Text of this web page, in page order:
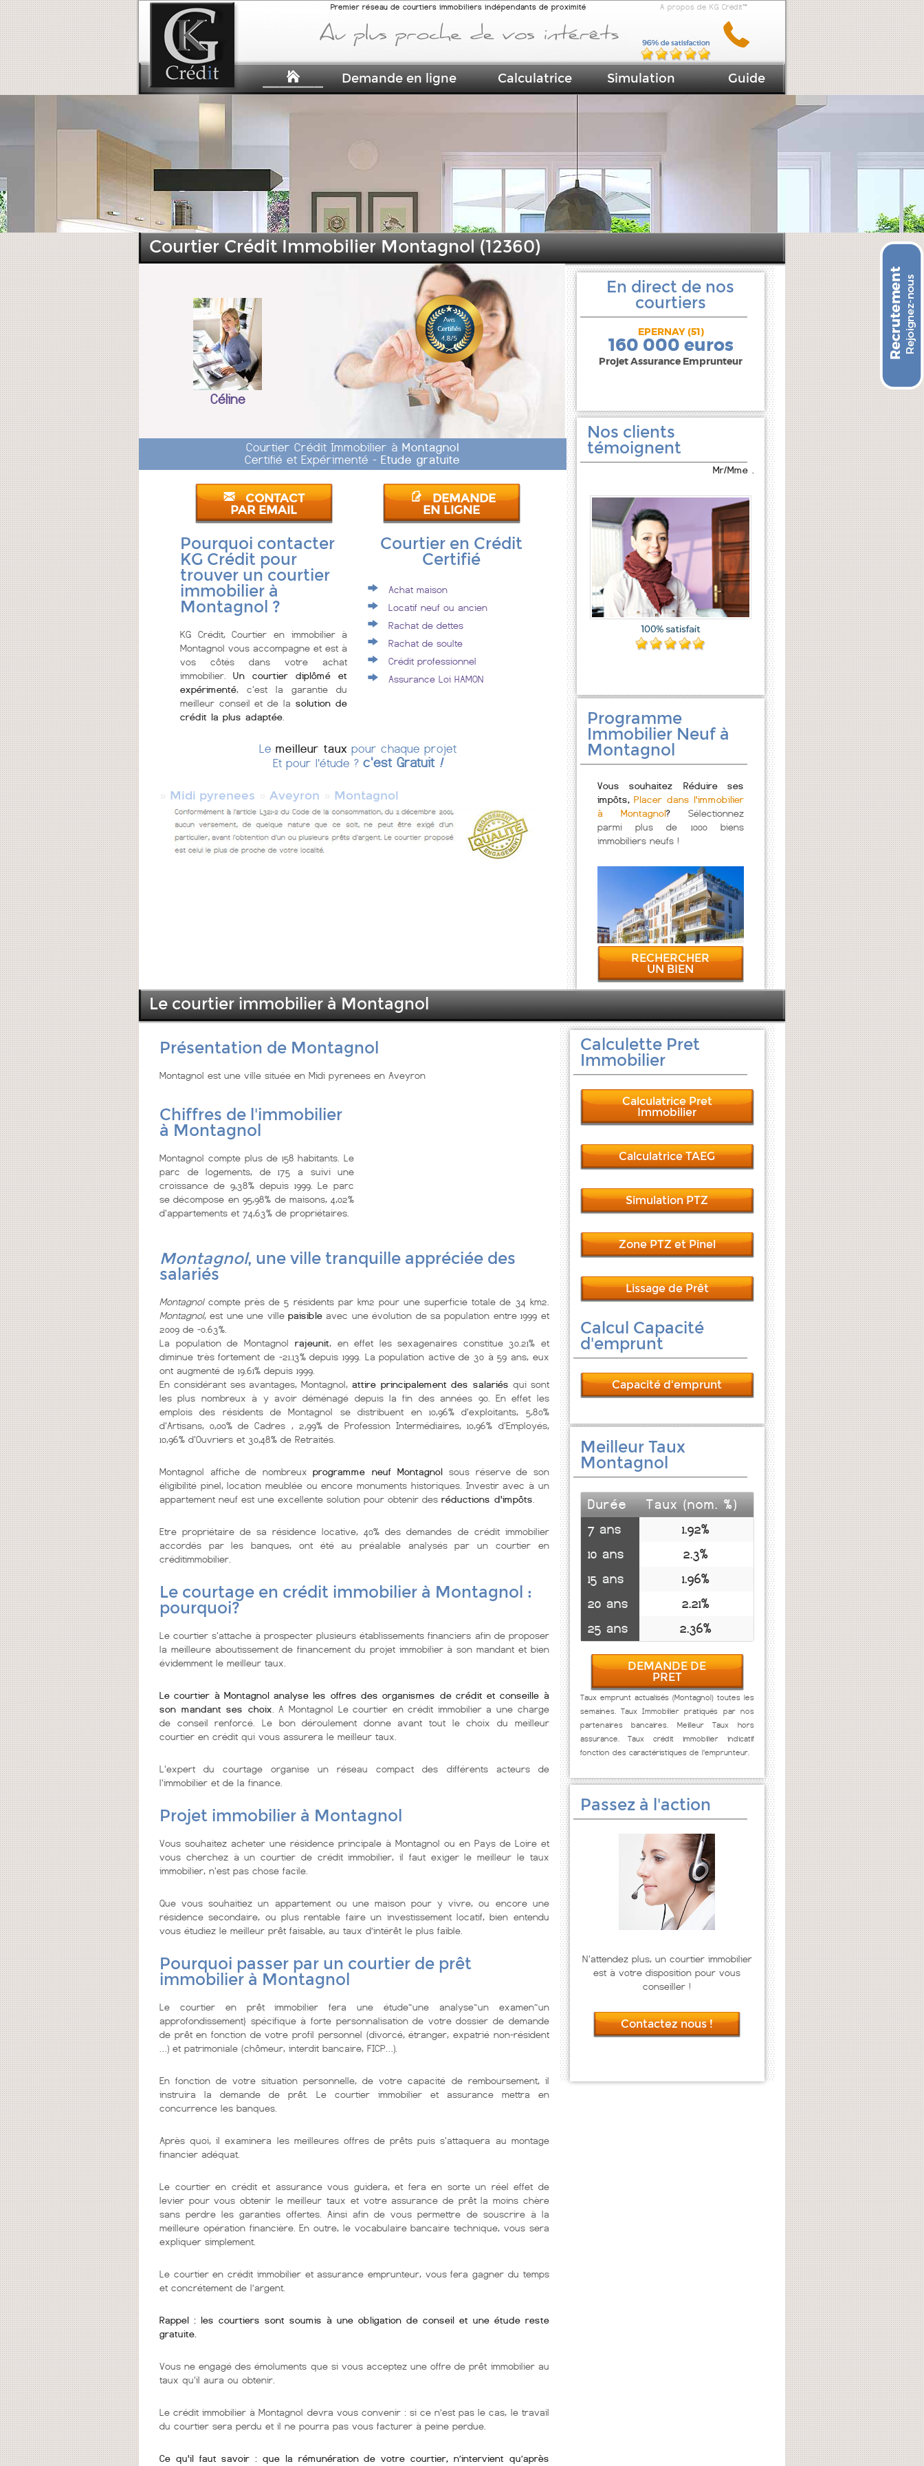
Courtier Crédit Immobilier Montagnol (12360)
Céline
Courtier Crédit Immobilier à Montagnol
Certifié et Expérimenté -Etude gratuite
CONTACT
PAR EMAIL
DEMANDE
EN LIGNE
Pourquoi contacter
KG Crédit pour
trouver un courtier
immobilier à
Montagnol ?
KG Crédit, Courtier en immobilier à
Montagnol vous accompagne et est à
vos côtés dans votre achat
immobilier.Un courtier diplômé et
expérimenté, c'est la garantie du
meilleur conseil et de la solution de
crédit la plus adaptée
Courtier en Crédit
Certifié
Achat maison
Locatif neuf ou ancien
Rachat de dettes
Rachat de soulte
Crédit professionnel
Assurance Loi HAMON
Le meilleur taux pour chaque projet
Et pour l'étude ?c'est Gratuit !
Midi pyrenees Aveyron Montagnol
En direct de nos
courtiers
150 000 euros
EPERNAY (51)
160 000 euros
Projet Assurance Emprunteur
240 000 euros
Nos clients
témoignent
Mr/Mme .
Programme
Immobilier Neuf à
Montagnol
Vous souhaitez Réduire ses
impôts,Placer dans l'immobilier
à Montagnol?Sélectionnez
parmi plus de 1000 biens
immobiliers neufs !
RECHERCHER
UN BIEN
Le courtier immobilier à Montagnol
Présentation de Montagnol
Montagnol est une ville située en Midi pyrenees en Aveyron
Chiffres de l'immobilier
à Montagnol
Montagnol compte plus de 158 habitants. Le
parc de logements, de 175 a suivi une
croissance de 9,38% depuis 1999. Le parc
se décompose en 95,98% de maisons, 4,02%
d'appartements et 74,63% de propriétaires.
Montagnol, une ville tranquille appréciée des
salariés
Montagnolcompte près de 5 résidents par km2 pour une superficie totale de 34 km2.
Montagnol, est une une villepaisible avec une évolution de sa population entre 1999 et
2009 de -0.63%.
La population de Montagnol rajeunit, en effet les sexagenaires constitue 30.21% et
diminue très fortement de -21.13% depuis 1999. La population active de 30 à 59 ans, eux
ont augmenté de 19.61% depuis 1999.
En considérant ses avantages, Montagnol, attire principalement des salariés qui sont
les plus nombreux à y avoir déménagé depuis la fin des années 90. En effet les
emplois des résidents de Montagnol se distribuent en 10,96% d'exploitants, 5,80%
d'Artisans, 0,00% de Cadres , 2,99% de Profession Intermédiaires, 10,96% d'Employés,
10,96% d'Ouvriers et 30,48% de Retraités.
Montagnol affiche de nombreuxprogramme neuf Montagnol sous réserve de son
éligibilité pinel, location meublée ou encore monuments historiques. Investir avec à un
appartement neuf est une excellente solution pour obtenir des réductions d'impôts
Etre propriétaire de sa résidence locative, 40% des demandes de crédit immobilier
accordés par les banques, ont été au préalable analysés par un courtier en
créditimmobilier.
Le courtage en crédit immobilier à Montagnol :
pourquoi?
Le courtier s'attache à prospecter plusieurs établissements financiers afin de proposer
la meilleure aboutissement de financement du projet immobilier à son mandant et bien
évidemment le meilleur taux.
Le courtier à Montagnol analyse les offres des organismes de crédit et conseille à
son mandant ses choix . A Montagnol Le courtier en crédit immobilier a une charge
de conseil renforcé. Le bon déroulement donne avant tout le choix du meilleur
courtier en crédit qui vous assurera le meilleur taux.
L'expert du courtage organise un réseau compact des différents acteurs de
l'immobilier et de la finance.
Projet immobilier à Montagnol
Vous souhaitez acheter une résidence principale à Montagnol ou en Pays de Loire et
vous cherchez à un courtier de crédit immobilier, il faut exiger le meilleur le taux
immobilier, n'est pas chose facile.
Que vous souhaitiez un appartement ou une maison pour y vivre, ou encore une
résidence secondaire, ou plus rentable faire un investissement locatif, bien entendu
vous étudiez le meilleur prêt faisable, au taux d’intérêt le plus faible.
Pourquoi passer par un courtier de prêt
immobilier à Montagnol
Le courtier en prêt immobilier fera une étude~une analyse~un examen~un
approfondissement} spécifique à forte personnalisation de votre dossier de demande
de prêt en fonction de votre profil personnel (divorcé, étranger, expatrié non-résident
…) et patrimoniale (chômeur, interdit bancaire, FICP…).
En fonction de votre situation personnelle, de votre capacité de remboursement, il
instruira la demande de prêt. Le courtier immobilier et assurance mettra en
concurrence les banques.
Après quoi, il examinera les meilleures offres de prêts puis s'attaquera au montage
financier adéquat.
Le courtier en crédit et assurance vous guidera, et fera en sorte un réel effet de
levier pour vous obtenir le meilleur taux et votre assurance de prêt la moins chère
sans perdre les garanties offertes. Ainsi afin de vous permettre de souscrire à la
meilleure opération financière. En outre, le vocabulaire bancaire technique, vous sera
expliquer simplement.
Le courtier en crédit immobilier et assurance emprunteur, vous fera gagner du temps
et concrétement de l’argent.
Rappel : les courtiers sont soumis à une obligation de conseil et une étude reste
gratuite.
Vous ne engagé des émoluments que si vous acceptez une offre de prêt immobilier au
taux qu'il aura ou obtenir.
Le crédit immobilier à Montagnol devra vous convenir : si ce n’est pas le cas, le travail
du courtier sera perdu et il ne pourra pas vous facturer à peine perdue.
Ce qu'il faut savoir : que la rémunération de votre courtier, n’intervient qu’après
Calculette Pret
Immobilier
Calculatrice Pret
Immobilier
Calculatrice TAEG
Simulation PTZ
Zone PTZ et Pinel
Lissage de Prêt
Calcul Capacité
d'emprunt
Capacité d'emprunt
Meilleur Taux
Montagnol
Durée
Taux (nom. %)
7 ans
1.92%
10 ans
2.3%
15 ans
1.96%
20 ans
2.21%
25 ans
2.36%
DEMANDE DE
PRET
Taux emprunt actualisés (Montagnol) toutes les
semaines. Taux Immobilier pratiqués par nos
partenaires bancaires. Meilleur Taux hors
assurance. Taux crédit immobilier indicatif
fonction des caractéristiques de l'emprunteur.
Passez à l'action
N'attendez plus, un courtier immobilier
est à votre disposition pour vous
conseiller !
Contactez nous !
Premier réseau de courtiers immobiliers indépendants de proximité A propos de KG Crédit™
Demande en ligne Calculatrice Simulation Guide